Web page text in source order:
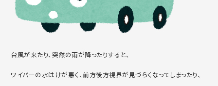
台風が来たり、突然の雨が降ったりすると、
ワイパーの水はけが悪く、前方後方視界が見づらくなってしまったり、